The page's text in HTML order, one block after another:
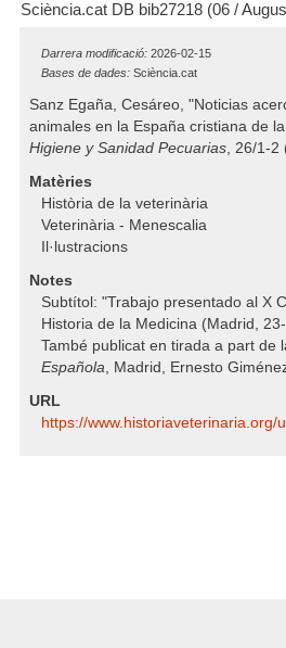
Sciència.cat DB bib27218 (06 /
Darrera modificació: 2026-02-15
Bases de dades: Sciència.cat
Sanz Egaña, Cesáreo, "Noticias
animales en la España cristiana de
Higiene y Sanidad Pecuarias, 26/1-2
Matèries
Història de la veterinària
Veterinària - Menescalia
Il·lustracions
Notes
Subtítol: "Trabajo presentado al X
Historia de la Medicina (Madrid,
També publicat en tirada a part de
Española, Madrid, Ernesto
URL
https:/​/​www.historiaveterinaria.org/​